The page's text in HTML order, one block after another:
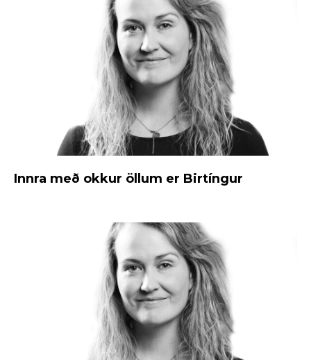
Innra með okkur öllum er Birtíngur